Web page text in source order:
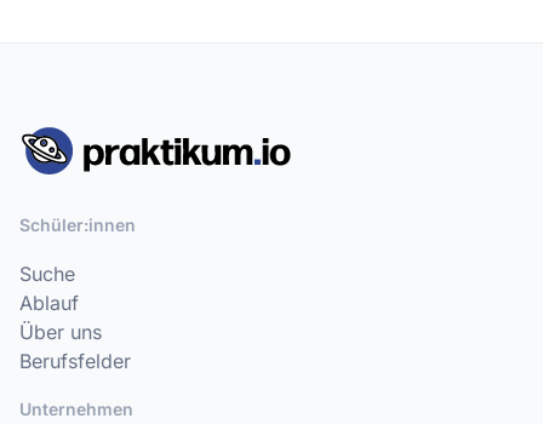
Schüler:innen
Suche
Ablauf
Über uns
Berufsfelder
Unternehmen